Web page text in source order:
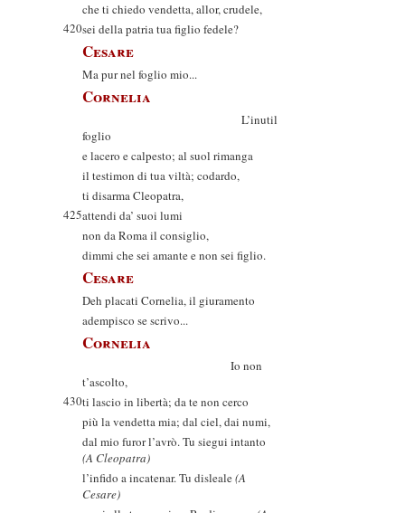
che ti chiedo vendetta, allor, crudele,
420sei della patria tua figlio fedele?
Cesare
Ma pur nel foglio mio...
Cornelia
L’inutil
foglio
e lacero e calpesto; al suol rimanga
il testimon di tua viltà; codardo,
ti disarma Cleopatra,
425attendi da’ suoi lumi
non da Roma il consiglio,
dimmi che sei amante e non sei figlio.
Cesare
Deh placati Cornelia, il giuramento
adempisco se scrivo...
Cornelia
Io non
t’ascolto,
430ti lascio in libertà; da te non cerco
più la vendetta mia; dal ciel, dai numi,
dal mio furor l’avrò. Tu siegui intanto
(A Cleopatra)
l’infido a incatenar. Tu disleale(A
Cesare)